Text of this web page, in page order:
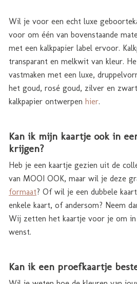
Wil je voor een echt luxe
voor om één van bovenstaande
met een kalkpapier label ervoor.
transparant en melkwit van kleur.
vastmaken met een luxe,
het goud, rosé goud, zilver en
kalkpapier ontwerpen hier.
Kan ik mijn kaartje ook in
krijgen?
Heb je een kaartje gezien uit de
van MOOI OOK, maar wil je deze
formaat? Of wil je een dubbele
enkele kaart, of andersom? Neem
Wij zetten het kaartje voor je om
wenst.
Kan ik een proefkaartje